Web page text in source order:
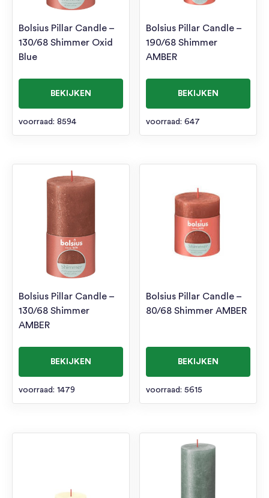
Bolsius Pillar Candle –
130/68 Shimmer Oxid
Blue
BEKIJKEN
voorraad: 8594
Bolsius Pillar Candle –
190/68 Shimmer
AMBER
BEKIJKEN
voorraad: 647
Bolsius Pillar Candle –
130/68 Shimmer
AMBER
BEKIJKEN
voorraad: 1479
Bolsius Pillar Candle –
80/68 Shimmer AMBER
BEKIJKEN
voorraad: 5615